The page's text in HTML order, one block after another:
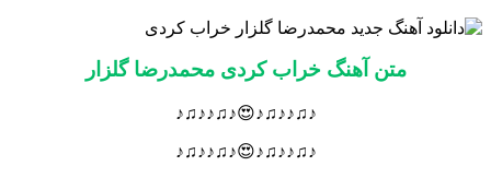
متن آهنگ خراب کردی محمدرضا گلزار
♪♫♪♪♫♪😍♪♫♪♪♫♪
♪♫♪♪♫♪😍♪♫♪♪♫♪